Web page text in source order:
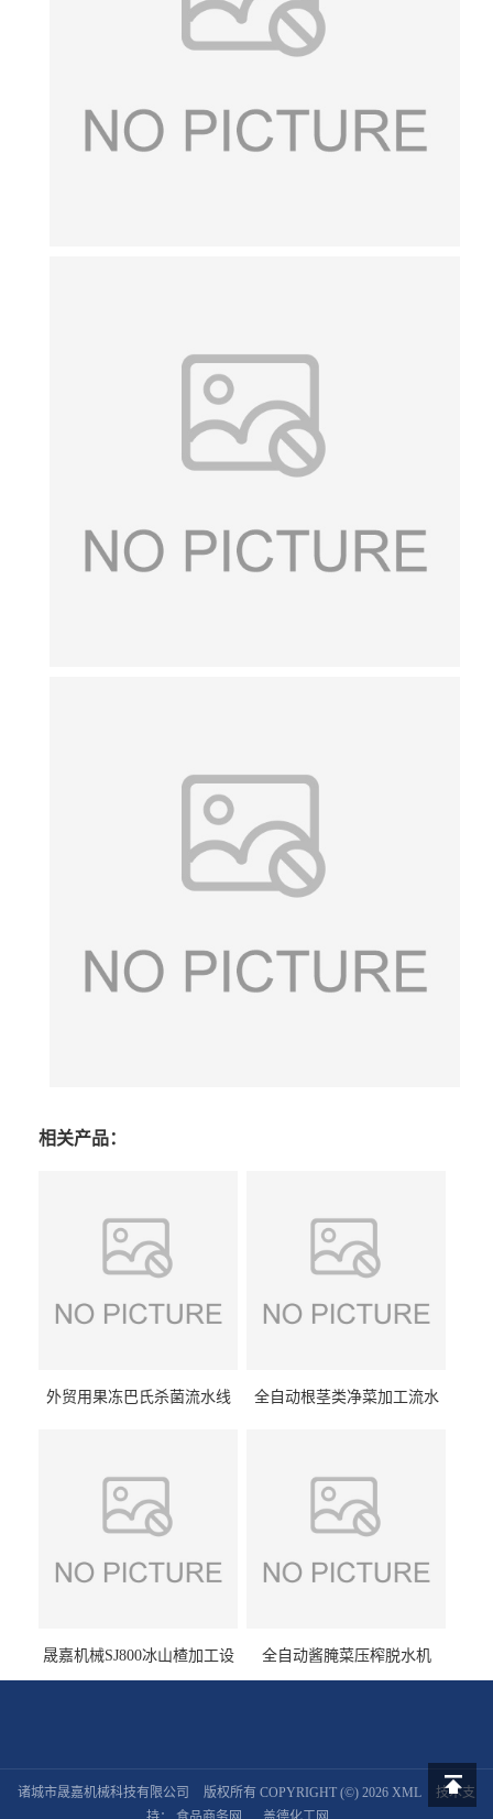
相关产品：
外贸用果冻巴氏杀菌流水线
全自动根茎类净菜加工流水
晟嘉机械SJ800冰山楂加工设
备 山楂浸糖机设备
全自动酱腌菜压榨脱水机
诸城市晟嘉机械科技有限公司 版权所有 COPYRIGHT (©) 2026 XML
技术支